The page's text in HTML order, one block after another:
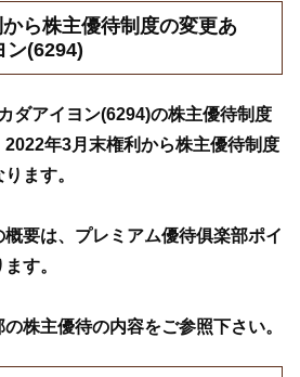
ら株主優待制度の変更あ
ン(6294)
ダアイヨン(6294)の株主優待制度
年3月末権利から株主優待制度
ます。
要は、プレミアム優待俱楽部ポイ
す。
株主優待の内容をご参照下さい。